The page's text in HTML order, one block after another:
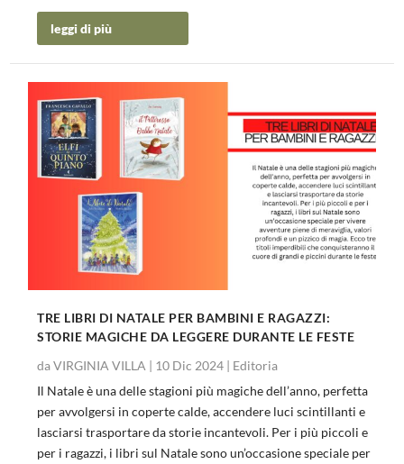
leggi di più
TRE LIBRI DI NATALE PER BAMBINI E RAGAZZI:
STORIE MAGICHE DA LEGGERE DURANTE LE FESTE
daVIRGINIA VILLA | 10 Dic 2024 | Editoria
Il Natale è una delle stagioni più magiche dell’anno, perfetta
per avvolgersi in coperte calde, accendere luci scintillanti e
lasciarsi trasportare da storie incantevoli. Per i più piccoli e
per i ragazzi, i libri sul Natale sono un’occasione speciale per